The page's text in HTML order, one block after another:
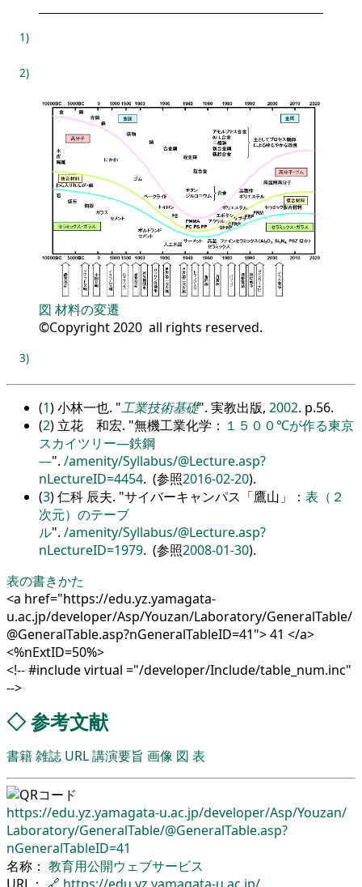
1)
2)
図 材料の変遷
©Copyright 2020 all rights reserved.
3)
(1) 小林一也. 工業技術基礎 . 実教出版, 2002. p.56.
(2) 立花 和宏. 無機工業化学： １５００℃が作る東京
スカイツリー―鉄鋼
― . /amenity/Syllabus/@Lecture.asp?
nLectureID=4454. (参照2016-02-20).
(3) 仁科 辰夫. サイバーキャンパス「鷹山」： 表（２
次元）のテーブ
ル . /amenity/Syllabus/@Lecture.asp?
nLectureID=1979. (参照2008-01-30).
表の書きかた
<a href="https://edu.yz.yamagata-
u.ac.jp/developer/Asp/Youzan/Laboratory/GeneralTable/
@GeneralTable.asp?nGeneralTableID=41"> 41 </a>
<%nExtID=50%>
<!-- #include virtual ="/developer/Include/table_num.inc"
-->
◇参考文献
書籍雑誌 URL講演要旨 画像 図 表
https://edu.yz.yamagata-u.ac.jp/developer/Asp/Youzan/
Laboratory/GeneralTable/@GeneralTable.asp?
nGeneralTableID=41
名称： 教育用公開ウェブサービス